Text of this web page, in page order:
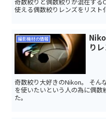
使える偶数絞りレンズをリスト
撮影機材の情報
り
奇数絞り大好きのNikon。 そん
を使いたいという人の為に偶
た。